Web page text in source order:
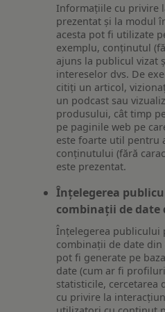
Informațiile cu privire
prezentat și la modul
acesta pot fi utilizate
exemplu, conținutul
ajuns la publicul vizat
intereselor dvs. De
citiți un articol,
un podcast sau
produsului, cât timp
pe paginile web pe
este foarte util pentru
conținutului (fără
este prezentat.
Înțelegerea
combinații de date
Înțelegerea publicului
combinații de date
pot fi generate pe
date (cum ar fi
statisticile, cercetarea
cu privire la